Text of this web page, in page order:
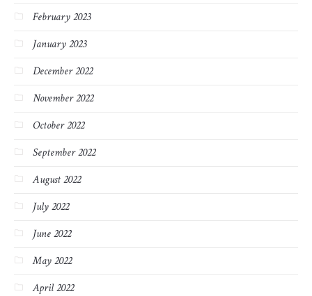
February 2023
January 2023
December 2022
November 2022
October 2022
September 2022
August 2022
July 2022
June 2022
May 2022
April 2022